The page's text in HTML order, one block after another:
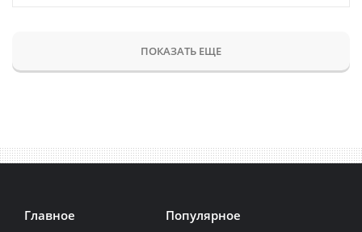
ПОКАЗАТЬ ЕЩЕ
Главное Популярное